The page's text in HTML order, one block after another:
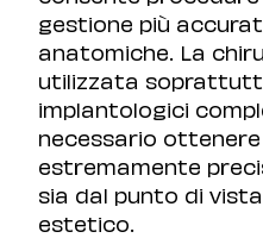
gestione più
anatomiche. La
utilizzata
implantologici
necessario
estremamente
sia dal punto di
estetico.